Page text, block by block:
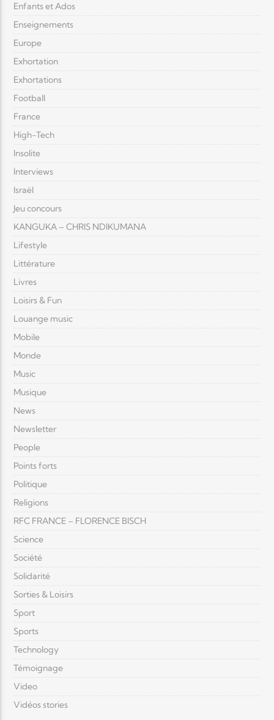
Enfants et Ados
Enseignements
Europe
Exhortation
Exhortations
Football
France
High-Tech
Insolite
Interviews
Israël
Jeu concours
KANGUKA – CHRIS NDIKUMANA
Lifestyle
Littérature
Livres
Loisirs & Fun
Louange music
Mobile
Monde
Music
Musique
News
Newsletter
People
Points forts
Politique
Religions
RFC FRANCE – FLORENCE BISCH
Science
Société
Solidarité
Sorties & Loisirs
Sport
Sports
Technology
Témoignage
Video
Vidéos stories